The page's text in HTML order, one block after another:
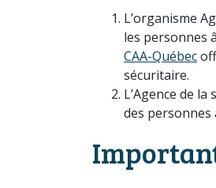
L’organisme
les personnes
CAA-Québec
sécuritaire.
L’Agence de
des personnes